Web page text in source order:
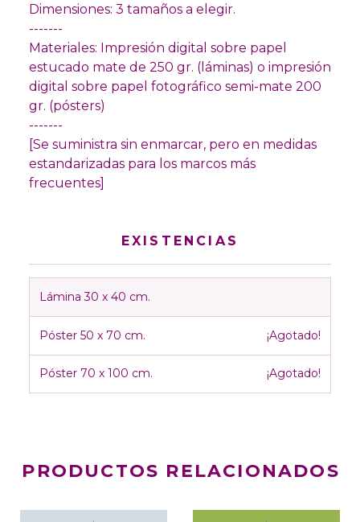
Dimensiones: 3 tamaños a elegir.
-------
Materiales: Impresión digital sobre papel
estucado mate de 250 gr. (láminas) o impresión
digital sobre papel fotográfico semi-mate 200
gr. (pósters)
-------
[Se suministra sin enmarcar, pero en medidas
estandarizadas para los marcos más
frecuentes]
EXISTENCIAS
Lámina 30 x 40 cm.
Póster 50 x 70 cm. ¡Agotado!
Póster 70 x 100 cm. ¡Agotado!
PRODUCTOS RELACIONADOS